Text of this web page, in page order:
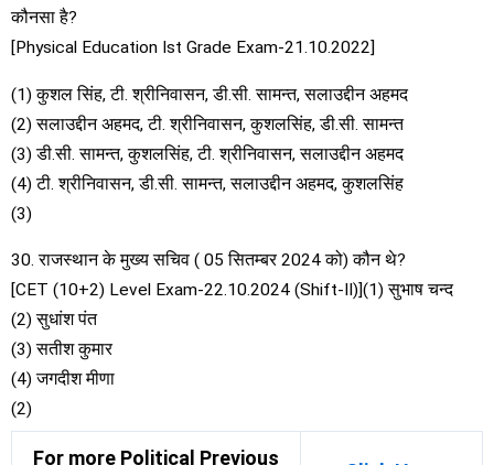
कौनसा है?
[Physical Education Ist Grade Exam-21.10.2022]
(1) कुशल सिंह, टी. श्रीनिवासन, डी.सी. सामन्त, सलाउद्दीन अहमद
(2) सलाउद्दीन अहमद, टी. श्रीनिवासन, कुशलसिंह, डी.सी. सामन्त
(3) डी.सी. सामन्त, कुशलसिंह, टी. श्रीनिवासन, सलाउद्दीन अहमद
(4) टी. श्रीनिवासन, डी.सी. सामन्त, सलाउद्दीन अहमद, कुशलसिंह
(3)
30. राजस्थान के मुख्य सचिव ( 05 सितम्बर 2024 को) कौन थे?
[CET (10+2) Level Exam-22.10.2024 (Shift-II)](1) सुभाष चन्द
(2) सुधांश पंत
(3) सतीश कुमार
(4) जगदीश मीणा
(2)
For more Political Previous